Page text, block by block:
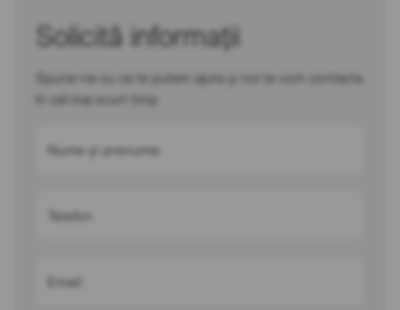
Solicită informații
Spune-ne cu ce te putem ajuta și noi te vom contacta
în cel mai scurt timp
Nume și prenume
Telefon
Email